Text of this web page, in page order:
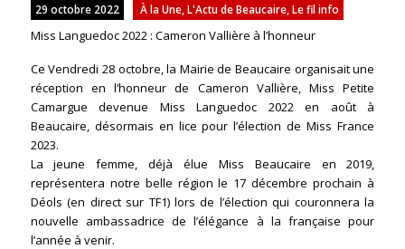
29 octobre 2022 À la Une, L'Actu de Beaucaire, Le fil info
Miss Languedoc 2022 : Cameron Vallière à l’honneur
Ce Vendredi 28 octobre, la Mairie de Beaucaire organisait une
réception en l’honneur de Cameron Vallière, Miss Petite
Camargue devenue Miss Languedoc 2022 en août à
Beaucaire, désormais en lice pour l’élection de Miss France
2023.
La jeune femme, déjà élue Miss Beaucaire en 2019,
représentera notre belle région le 17 décembre prochain à
Déols (en direct sur TF1) lors de l’élection qui couronnera la
nouvelle ambassadrice de l’élégance à la française pour
l’année à venir.